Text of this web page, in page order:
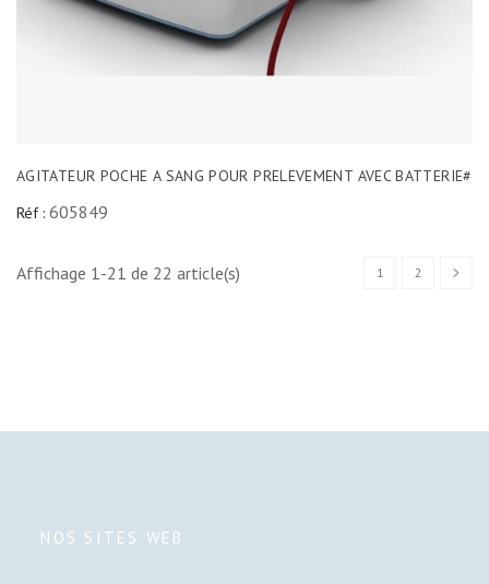
AGITATEUR POCHE A SANG POUR PRELEVEMENT AVEC BATTERIE#
Réf : 605849
Affichage 1-21 de 22 article(s) 1 2
NOS SITES WEB